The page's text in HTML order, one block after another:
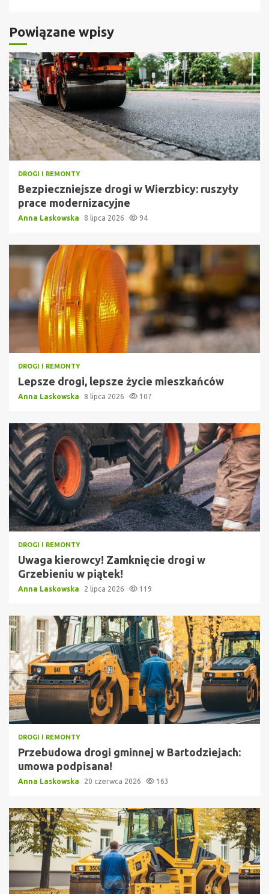
Powiązane wpisy
DROGI I REMONTY
Bezpieczniejsze drogi w Wierzbicy: ruszyły
prace modernizacyjne
Anna Laskowska 8 lipca 2026 94
DROGI I REMONTY
Lepsze drogi, lepsze życie mieszkańców
Anna Laskowska 8 lipca 2026 107
DROGI I REMONTY
Uwaga kierowcy! Zamknięcie drogi w
Grzebieniu w piątek!
Anna Laskowska 2 lipca 2026 119
DROGI I REMONTY
Przebudowa drogi gminnej w Bartodziejach:
umowa podpisana!
Anna Laskowska 20 czerwca 2026 163